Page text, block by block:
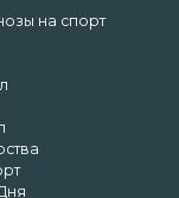
на спорт